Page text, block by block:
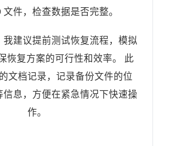
文件，检查数据是否完整。
我建议提前测试恢复流程，模拟
恢复方案的可行性和效率。 此
文档记录，记录备份文件的位
信息，方便在紧急情况下快速操
作。